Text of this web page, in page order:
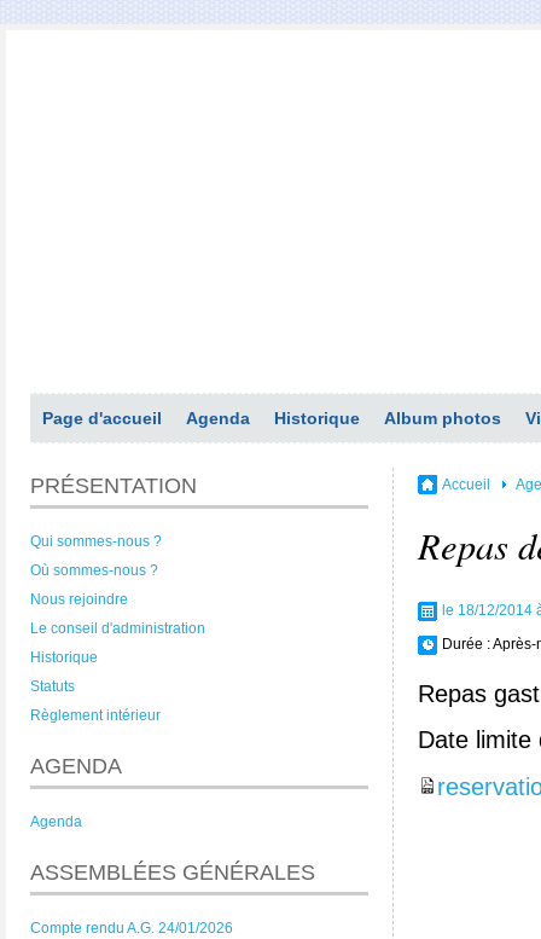
Page d'accueil Agenda Historique Album photos
PRÉSENTATION
Qui sommes-nous ?
Où sommes-nous ?
Nous rejoindre
Le conseil d'administration
Historique
Statuts
Règlement intérieur
AGENDA
Agenda
ASSEMBLÉES GÉNÉRALES
Compte rendu A.G. 24/01/2026
Accueil
Repas
le 18/12/2014
Durée :Après-
Repas
Date limite